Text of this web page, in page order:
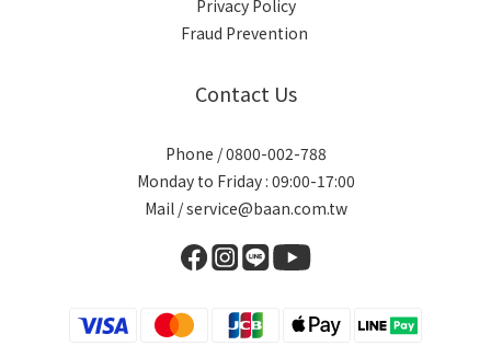
Privacy Policy
Fraud Prevention
Contact Us
Phone / 0800-002-788
Monday to Friday : 09:00-17:00
Mail / service@baan.com.tw